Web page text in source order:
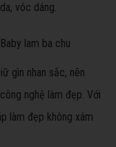
vóc dáng.
gìn nhan sắc, nên
nghệ làm đẹp. Với
làm đẹp không xâm